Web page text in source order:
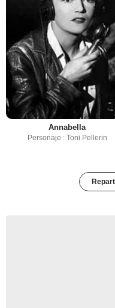
Annabella
Personaje : Toni Pellerin